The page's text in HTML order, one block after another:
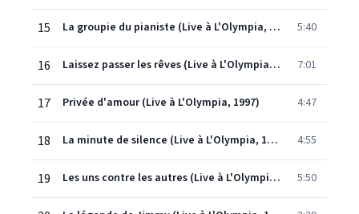
15 La groupie du pianiste (Live à L'Olympia, 1997) 5:40
16 Laissez passer les rêves (Live à L'Olympia, 1997) 7:01
17 Privée d'amour (Live à L'Olympia, 1997) 4:47
18 La minute de silence (Live à L'Olympia, 1997) 4:55
19 Les uns contre les autres (Live à L'Olympia, 1997) 5:50